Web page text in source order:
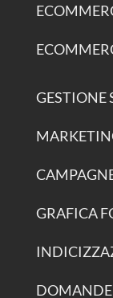
GESTIONE
GRAFICA
DOMANDE